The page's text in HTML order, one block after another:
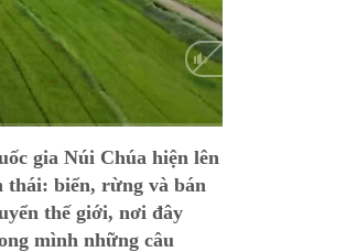
gia Núi Chúa hiện lên
thái: biển, rừng và bán
thế giới, nơi đây
mình những câu